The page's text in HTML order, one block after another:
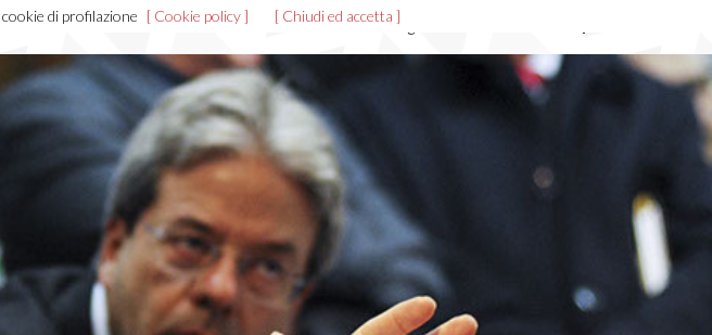
Home Chi sono News ed eventi Allegati
di profilazione [ Cookie policy ] [ Chiudi ed accetta ]